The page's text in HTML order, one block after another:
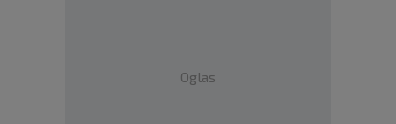
Oglas